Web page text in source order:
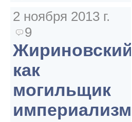
2 ноября 2013 г.
9
Жириновский
как
могильщик
империализма